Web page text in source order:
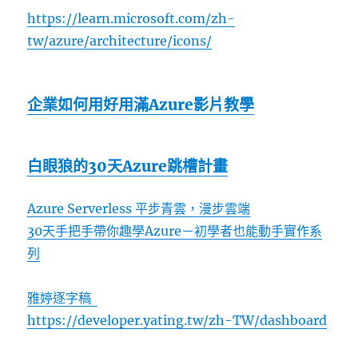
https://learn.microsoft.com/zh-
tw/azure/architecture/icons/
企業如何用好用滿Azure影片教學
白眼狼的30天Azure跳槽計畫
Azure Serverless 平步青雲，漫步雲端
30天手把手帶你趣學Azure－初學者也能動手實作系
列
雅婷逐字稿
https://developer.yating.tw/zh-TW/dashboard